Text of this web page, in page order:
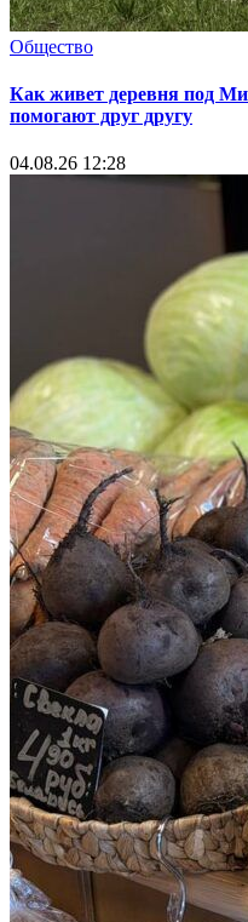
Общество
Как живет деревня под
помогают друг другу
04.08.26 12:28